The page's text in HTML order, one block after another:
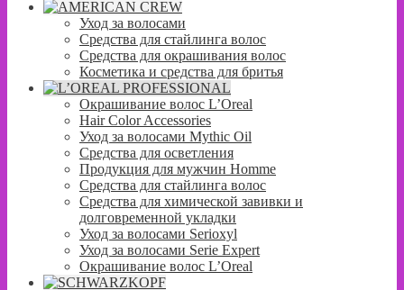
Уход за волосами
Средства для стайлинга волос
Средства для окрашивания волос
Косметика и средства для бритья
Окрашивание волос L’Oreal
Hair Color Accessories
Уход за волосами Mythic Oil
Средства для осветления
Продукция для мужчин Homme
Средства для стайлинга волос
Средства для химической завивки и
долговременной укладки
Уход за волосами Serioxyl
Уход за волосами Serie Expert
Окрашивание волос L’Oreal